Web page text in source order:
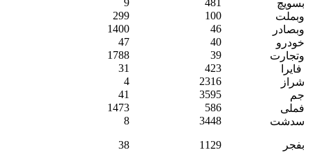
بسویچ
وبملت
100
299
وبصادر
46
1400
خودرو
40
47
وتجارت
39
1788
فایرا
423
31
شراز
2316
4
جم
3595
41
فملی
586
1473
سدشت
3448
8
بفجر 1129
38